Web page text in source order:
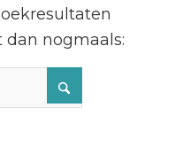
dan nogmaals: